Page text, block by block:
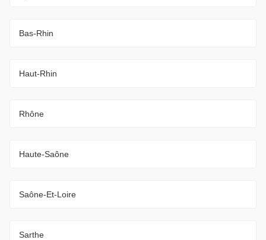
Bas-Rhin
Haut-Rhin
Rhône
Haute-Saône
Saône-Et-Loire
Sarthe